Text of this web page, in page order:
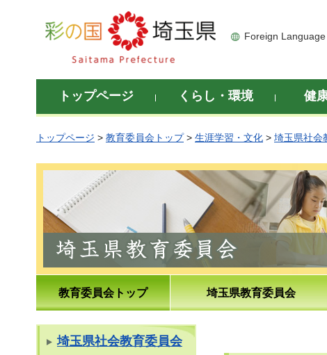
彩の国 埼玉県
Foreign Language
トップページ くらし・環境 健
トップページ > 教育委員会トップ> 生涯学習・文化 > 埼玉県社会
教育委員会トップ 埼玉県教育委員会
埼玉県社会教育委員会